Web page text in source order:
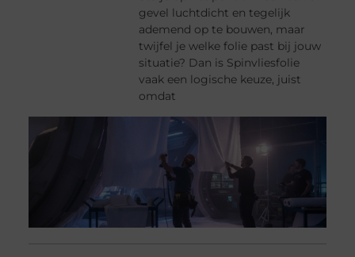
gevel luchtdicht en tegelijk
ademend op te bouwen, maar
twijfel je welke folie past bij jouw
situatie? Dan is Spinvliesfolie
vaak een logische keuze, juist
omdat